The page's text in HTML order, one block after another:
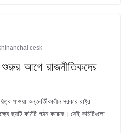
desk
শুরুর আগে রাজনীতিকদের
পাওয়া অন্তর্বর্তীকালীন সরকার রাষ্ট্র
ছয়টি কমিটি গঠন করেছে। সেই কমিটিগুলো